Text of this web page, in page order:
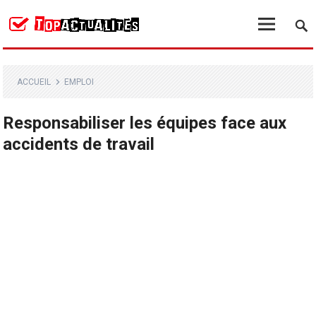
ACCUEIL EMPLOI
Responsabiliser les équipes face aux
accidents de travail